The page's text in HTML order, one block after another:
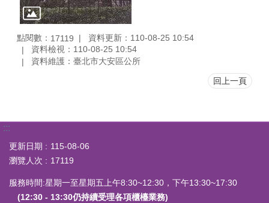
點閱數： 17119
資料更新：110-08-25 10:54
資料檢視：110-08-25 10:54
資料維護：臺北市大安區公所
回上一頁
:::
更新日期
115-08-06
瀏覽人次
17119
服務時間:星期一至星期五上午8:30~12:30，下午13:30~17:30
(12:30 - 13:30仍持續受理各項櫃檯業務)